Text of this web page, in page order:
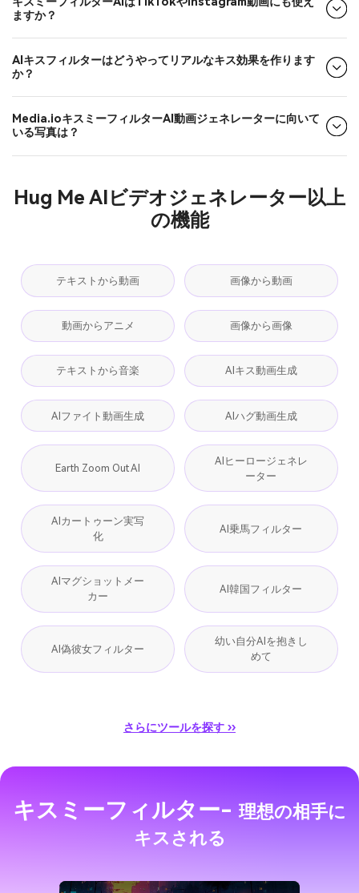
ますか？
AIキスフィルターはどうやってリアルなキス効果を作ります
か？
Media.ioキスミーフィルターAI動画ジェネレーターに向いて
いる写真は？
Hug Me AIビデオジェネレーター以上
の機能
テキストから動画 画像から動画
動画からアニメ 画像から画像
テキストから音楽 AIキス動画生成
AIファイト動画生成 AIハグ動画生成
Earth Zoom Out AI
AIヒーロージェネレ
ーター
AIカートゥーン実写
化
AI乗馬フィルター
AIマグショットメー
カー
AI韓国フィルター
AI偽彼女フィルター
幼い自分AIを抱きし
めて
さらにツールを探す ››
キスミーフィルター-理想の相手に
キスされる